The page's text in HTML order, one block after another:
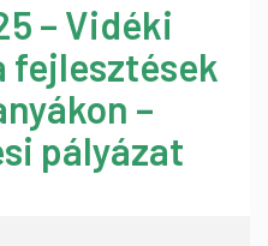
– Vidéki
–
pályázat